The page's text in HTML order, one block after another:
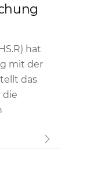
hat
mit der
das
die